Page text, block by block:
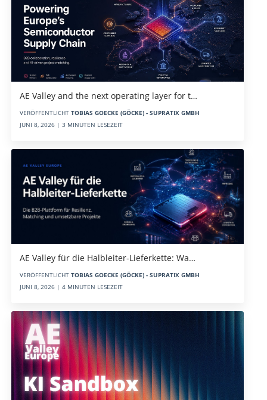
AE Valley and the next operating layer for t…
VERÖFFENTLICHT TOBIAS GOECKE (GÖCKE) - SUPRATIX GMBH
JUNI 8, 2026 | 3 MINUTEN LESEZEIT
AE Valley für die Halbleiter-Lieferkette: Wa…
VERÖFFENTLICHT TOBIAS GOECKE (GÖCKE) - SUPRATIX GMBH
JUNI 8, 2026 | 4 MINUTEN LESEZEIT